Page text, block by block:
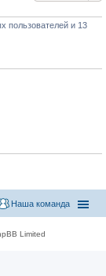
пользователей и 13
Наша команда
Limited